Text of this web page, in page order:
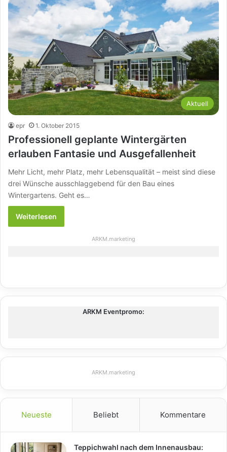
Aktuell
epr 1. Oktober 2015
Professionell geplante Wintergärten
erlauben Fantasie und Ausgefallenheit
Mehr Licht, mehr Platz, mehr Lebensqualität – meist sind diese
drei Wünsche ausschlaggebend für den Bau eines
Wintergartens. Geht es…
Weiterlesen
ARKM.marketing
ARKM Eventpromo:
ARKM.marketing
Neueste Beliebt Kommentare
Teppichwahl nach dem Innenausbau: